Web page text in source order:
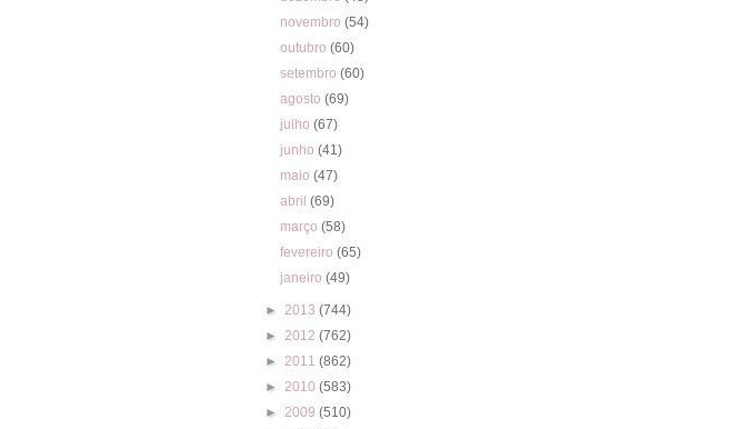
novembro(54)
outubro(60)
setembro(60)
agosto(69)
julho(67)
junho(41)
maio(47)
abril(69)
março(58)
fevereiro(65)
janeiro(49)
► 2013 (744)
► 2012 (762)
► 2011 (862)
► 2010 (583)
► 2009 (510)